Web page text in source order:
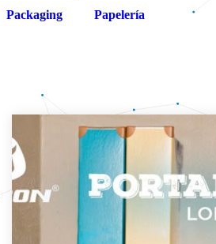
Packaging Papelería